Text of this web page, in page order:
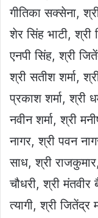
गीतिका सक्सेना,
शेर सिंह भाटी,
एनपी सिंह, श्री
श्री सतीश शर्मा,
प्रकाश शर्मा, श्री
नवीन शर्मा, श्री
नागर, श्री पवन
साध, श्री
चौधरी, श्री
त्यागी, श्री